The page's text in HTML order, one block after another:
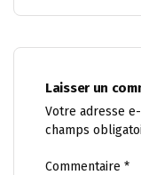
Laisser un
Votre adresse
champs
Commentaire *